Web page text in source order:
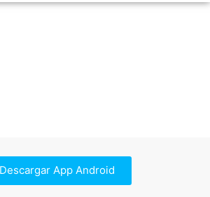
App Android